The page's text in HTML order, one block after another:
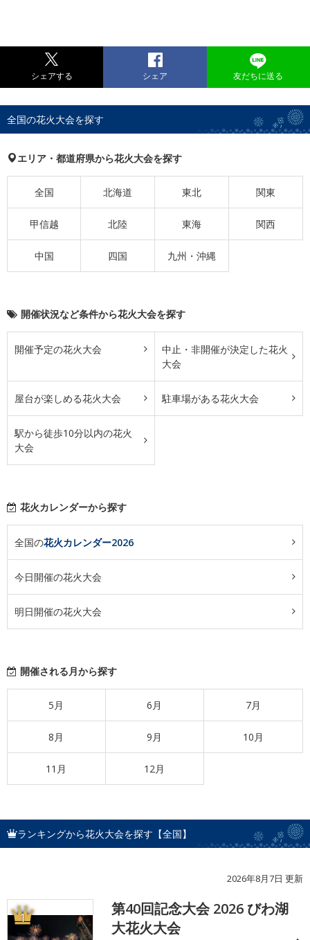
シェアする シェア 友だちに送る
全国の花火大会を探す
エリア・都道府県から花火大会を探す
全国 北海道 東北 関東
甲信越 北陸 東海 関西
中国 四国 九州・沖縄
開催状況など条件から花火大会を探す
開催予定の花火大会
中止・非開催が決定した花火
大会
屋台が楽しめる花火大会 駐車場がある花火大会
駅から徒歩10分以内の花火
大会
花火カレンダーから探す
全国の花火カレンダー2026
今日開催の花火大会
明日開催の花火大会
開催される月から探す
5月 6月 7月
8月 9月 10月
11月 12月
ランキングから花火大会を探す【全国】
2026年8月7日 更新
1
第40回記念大会 2026 びわ湖
大花火大会